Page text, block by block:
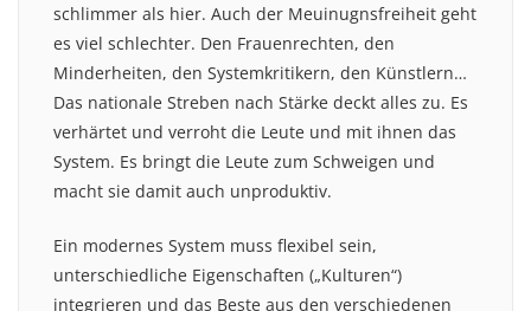
schlimmer als hier. Auch der Meuinugnsfreiheit geht
es viel schlechter. Den Frauenrechten, den
Minderheiten, den Systemkritikern, den Künstlern…
Das nationale Streben nach Stärke deckt alles zu. Es
verhärtet und verroht die Leute und mit ihnen das
System. Es bringt die Leute zum Schweigen und
macht sie damit auch unproduktiv.
Ein modernes System muss flexibel sein,
unterschiedliche Eigenschaften („Kulturen“)
integrieren und das Beste aus den verschiedenen